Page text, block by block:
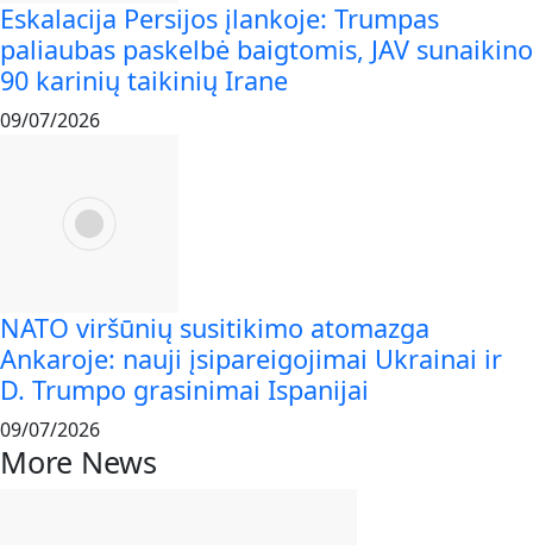
Eskalacija Persijos įlankoje: Trumpas
paliaubas paskelbė baigtomis, JAV sunaikino
90 karinių taikinių Irane
09/07/2026
NATO viršūnių susitikimo atomazga
Ankaroje: nauji įsipareigojimai Ukrainai ir
D. Trumpo grasinimai Ispanijai
09/07/2026
More News